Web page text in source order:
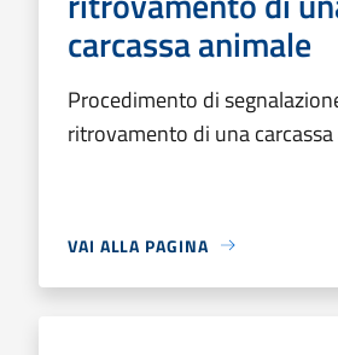
carcassa animale
Procedimento di
ritrovamento di una
VAI ALLA PAGINA